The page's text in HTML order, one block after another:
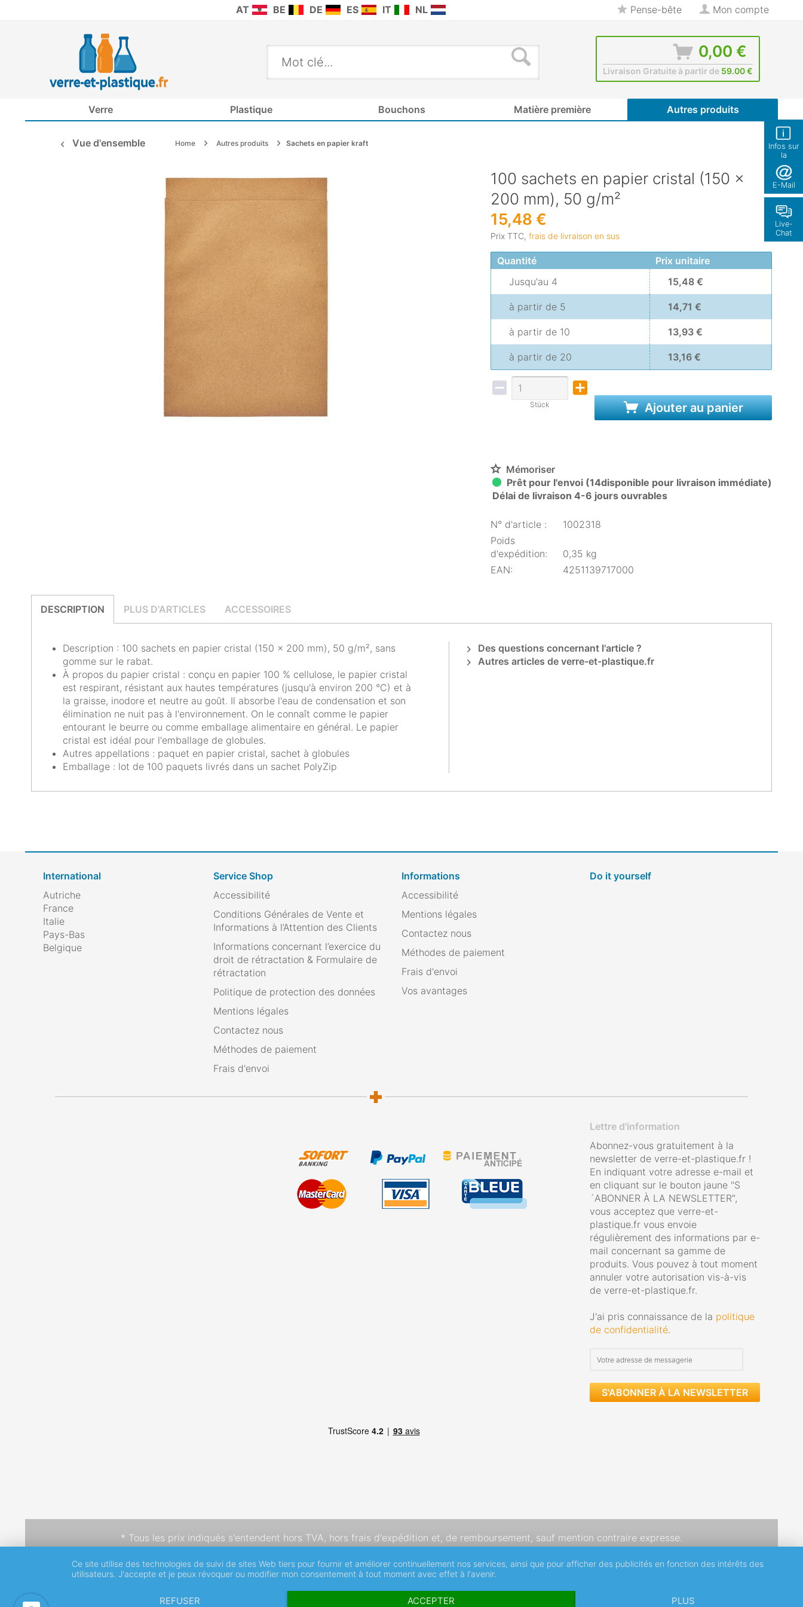
Infos sur
la
boutique
E-Mail
Live-
Chat
AT BE DE ES IT NL Pense-bête Mon compte
0,00 €
Livraison Gratuite à partir de 59.00 €
Verre Plastique Bouchons Matière première Autres produits
Vue d'ensemble Home Autres produits Sachets en papier kraft
100 sachets en papier cristal (150 x
200 mm), 50 g/m²
15,48 €
Prix TTC, frais de livraison en sus
Quantité
Prix unitaire
Jusqu'au 4 15,48 €
à partir de 5 14,71 €
à partir de 10 13,93 €
à partir de 20 13,16 €
Stück Ajouter au panier
Mémoriser
Prêt pour l'envoi (14disponible pour livraison immédiate)
Délai de livraison 4-6 jours ouvrables
N° d'article :
1002318
Poids
d'expédition:
0,35 kg
EAN:
4251139717000
DESCRIPTION PLUS D'ARTICLES ACCESSOIRES
Description : 100 sachets en papier cristal (150 x 200 mm), 50 g/m², sans
gomme sur le rabat.
À propos du papier cristal : conçu en papier 100 % cellulose, le papier cristal
est respirant, résistant aux hautes températures (jusqu'à environ 200 °C) et à
la graisse, inodore et neutre au goût. Il absorbe l'eau de condensation et son
élimination ne nuit pas à l'environnement. On le connaît comme le papier
entourant le beurre ou comme emballage alimentaire en général. Le papier
cristal est idéal pour l'emballage de globules.
Autres appellations : paquet en papier cristal, sachet à globules
Emballage : lot de 100 paquets livrés dans un sachet PolyZip
Des questions concernant l'article ?
Autres articles de verre-et-plastique.fr
International
Autriche
France
Italie
Pays-Bas
Belgique
Service Shop
Accessibilité
Conditions Générales de Vente et
Informations à l’Attention des Clients
Informations concernant l’exercice du
droit de rétractation & Formulaire de
rétractation
Politique de protection des données
Mentions légales
Contactez nous
Méthodes de paiement
Frais d'envoi
Informations
Accessibilité
Mentions légales
Contactez nous
Méthodes de paiement
Frais d'envoi
Vos avantages
Do it yourself
Lettre d'information
Abonnez-vous gratuitement à la
newsletter de verre-et-plastique.fr !
En indiquant votre adresse e-mail et
en cliquant sur le bouton jaune "S
´ABONNER À LA NEWSLETTER",
vous acceptez que verre-et-
plastique.fr vous envoie
régulièrement des informations par e-
mail concernant sa gamme de
produits. Vous pouvez à tout moment
annuler votre autorisation vis-à-vis
de verre-et-plastique.fr.
J'ai pris connaissance de la politique
de confidentialité.
S'ABONNER À LA NEWSLETTER
* Tous les prix indiqués s'entendent hors TVA, hors frais d'expédition et, de remboursement, sauf mention contraire expresse.
Ce site utilise des technologies de suivi de sites Web tiers pour fournir et améliorer continuellement nos services, ainsi que pour afficher des publicités en fonction des intérêts des
utilisateurs. J'accepte et je peux révoquer ou modifier mon consentement à tout moment avec effet à l'avenir.
REFUSER ACCEPTER PLUS